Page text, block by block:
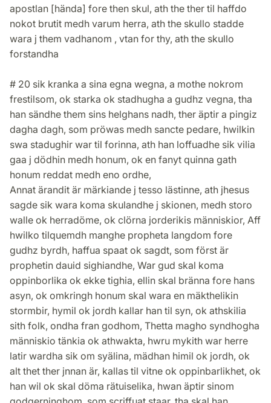
apostlan [hända] fore then skul, ath the ther til haffdo
nokot brutit medh varum herra, ath the skullo stadde
wara j them vadhanom , vtan for thy, ath the skullo
forstandha
# 20 sik kranka a sina egna wegna, a mothe nokrom
frestilsom, ok starka ok stadhugha a gudhz vegna, tha
han sändhe them sins helghans nadh, ther äptir a pingiz
dagha dagh, som pröwas medh sancte pedare, hwilkin
swa stadughir war til forinna, ath han loffuadhe sik vilia
gaa j dödhin medh honum, ok en fanyt quinna gath
honum reddat medh eno ordhe,
Annat ärandit är märkiande j tesso lästinne, ath jhesus
sagde sik wara koma skulandhe j skionen, medh storo
walle ok herradöme, ok clörna jorderikis människior, Aff
hwilko tilquemdh manghe propheta langdom fore
gudhz byrdh, haffua spaat ok sagdt, som först är
prophetin dauid sighiandhe, War gud skal koma
oppinborlika ok ekke tighia, ellin skal bränna fore hans
asyn, ok omkringh honum skal wara en mäkthelikin
stormbir, hymil ok jordh kallar han til syn, ok athskilia
sith folk, ondha fran godhom, Thetta magho syndhogha
människio tänkia ok athwakta, hwru mykith war herre
latir wardha sik om syälina, mädhan himil ok jordh, ok
alt thet ther jnnan är, kallas til vitne ok oppinbarlikhet, ok
han wil ok skal döma rätuiselika, hwan äptir sinom